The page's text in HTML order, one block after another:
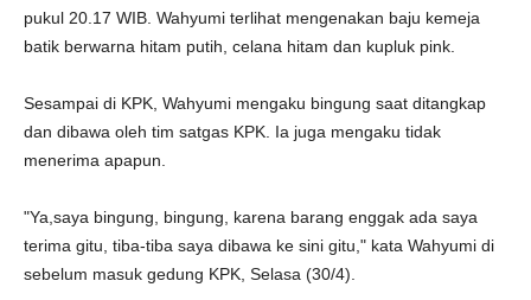
pukul 20.17 WIB. Wahyumi terlihat mengenakan baju kemeja
batik berwarna hitam putih, celana hitam dan kupluk pink.
Sesampai di KPK, Wahyumi mengaku bingung saat ditangkap
dan dibawa oleh tim satgas KPK. Ia juga mengaku tidak
menerima apapun.
"Ya,saya bingung, bingung, karena barang enggak ada saya
terima gitu, tiba-tiba saya dibawa ke sini gitu," kata Wahyumi di
sebelum masuk gedung KPK, Selasa (30/4).